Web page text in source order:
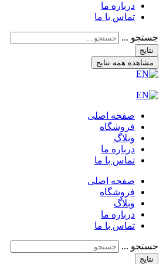
درباره ما
تماس با ما
جستجو ...
نتایج
مشاهده همه نتایج
صفحه اصلی
فروشگاه
وبلاگ
درباره ما
تماس با ما
صفحه اصلی
فروشگاه
وبلاگ
درباره ما
تماس با ما
جستجو ...
نتایج